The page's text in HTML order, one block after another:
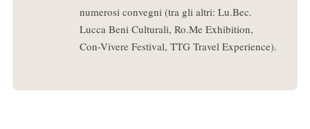
numerosi convegni (tra gli altri: Lu.Bec.
Lucca Beni Culturali, Ro.Me Exhibition,
Con-Vivere Festival, TTG Travel Experience).